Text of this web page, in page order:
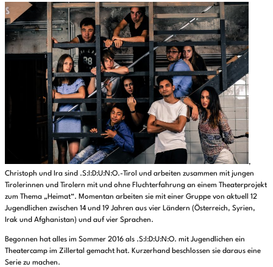
,
Christoph und Ira sind .S:I:D:U:N:O.-Tirol und arbeiten zusammen mit jungen
Tirolerinnen und Tirolern mit und ohne Fluchterfahrung an einem Theaterprojekt
zum Thema „Heimat“. Momentan arbeiten sie mit einer Gruppe von aktuell 12
Jugendlichen zwischen 14 und 19 Jahren aus vier Ländern (Österreich, Syrien,
Irak und Afghanistan) und auf vier Sprachen.
Begonnen hat alles im Sommer 2016 als .S:I:D:U:N:O. mit Jugendlichen ein
Theatercamp im Zillertal gemacht hat. Kurzerhand beschlossen sie daraus eine
Serie zu machen.